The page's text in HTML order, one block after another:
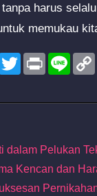
harus
memukau
TwitterPrint Line
dalam Pelukan
Kencan dan